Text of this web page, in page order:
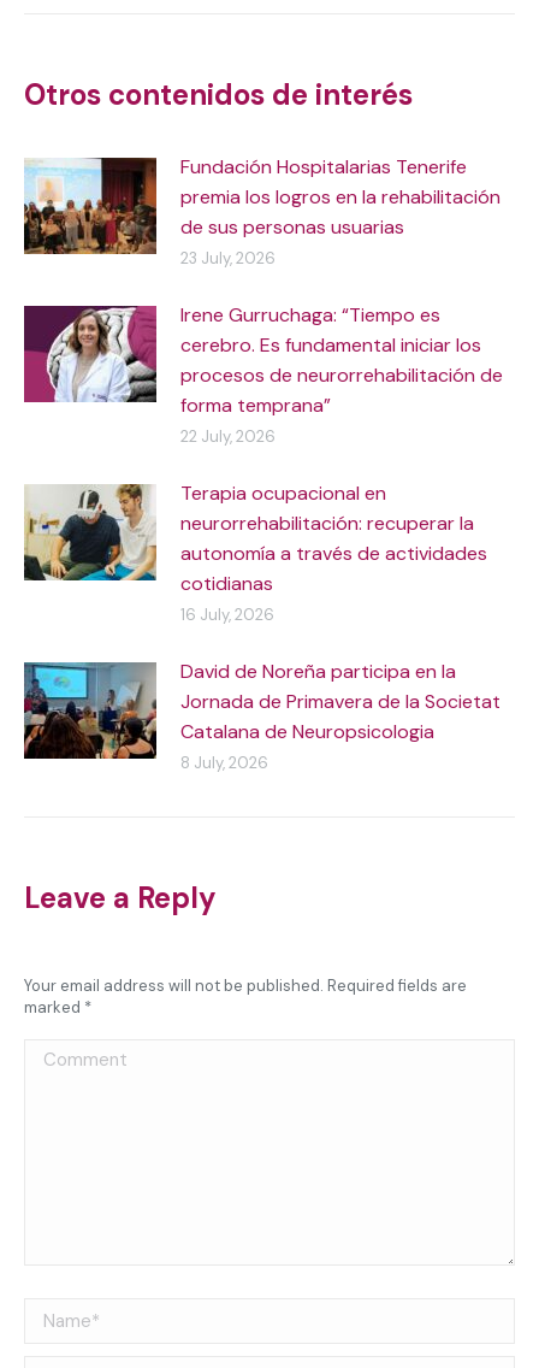
Otros contenidos de interés
Fundación Hospitalarias Tenerife
premia los logros en la rehabilitación
de sus personas usuarias
23 July, 2026
Irene Gurruchaga: “Tiempo es
cerebro. Es fundamental iniciar los
procesos de neurorrehabilitación de
forma temprana”
22 July, 2026
Terapia ocupacional en
neurorrehabilitación: recuperar la
autonomía a través de actividades
cotidianas
16 July, 2026
David de Noreña participa en la
Jornada de Primavera de la Societat
Catalana de Neuropsicologia
8 July, 2026
Leave a Reply
Your email address will not be published. Required fields are
marked *
Comment
Name *